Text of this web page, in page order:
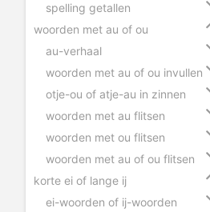
spelling getallen
woorden met au of ou
au-verhaal
woorden met au of ou invullen
otje-ou of atje-au in zinnen
woorden met au flitsen
woorden met ou flitsen
woorden met au of ou flitsen
korte ei of lange ij
ei-woorden of ij-woorden